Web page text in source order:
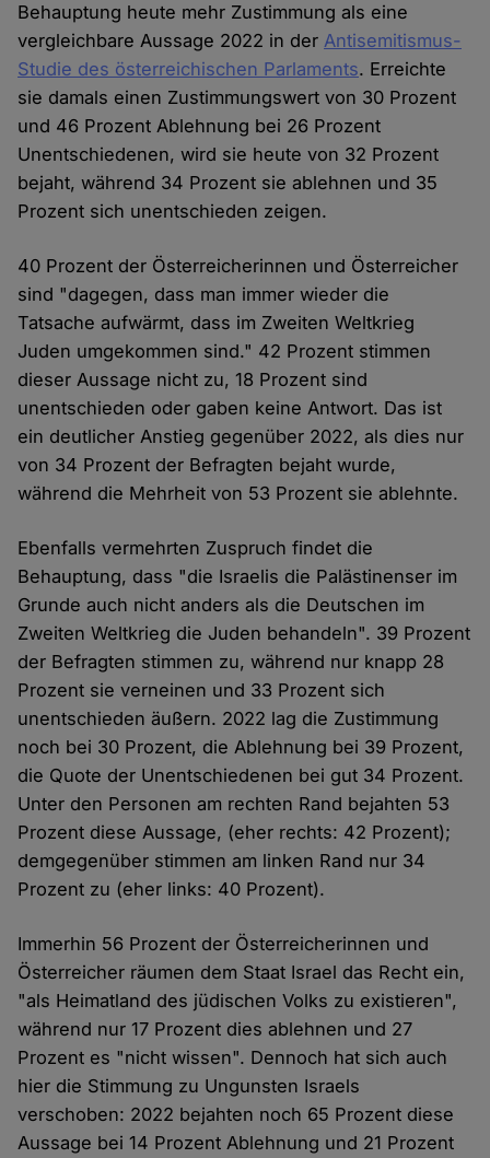
Behauptung heute mehr Zustimmung als eine
vergleichbare Aussage 2022 in derAntisemitismus-
Studie des österreichischen Parlaments. Erreichte
sie damals einen Zustimmungswert von 30 Prozent
und 46 Prozent Ablehnung bei 26 Prozent
Unentschiedenen, wird sie heute von 32 Prozent
bejaht, während 34 Prozent sie ablehnen und 35
Prozent sich unentschieden zeigen.
40 Prozent der Österreicherinnen und Österreicher
sind "dagegen, dass man immer wieder die
Tatsache aufwärmt, dass im Zweiten Weltkrieg
Juden umgekommen sind." 42 Prozent stimmen
dieser Aussage nicht zu, 18 Prozent sind
unentschieden oder gaben keine Antwort. Das ist
ein deutlicher Anstieg gegenüber 2022, als dies nur
von 34 Prozent der Befragten bejaht wurde,
während die Mehrheit von 53 Prozent sie ablehnte.
Ebenfalls vermehrten Zuspruch findet die
Behauptung, dass "die Israelis die Palästinenser im
Grunde auch nicht anders als die Deutschen im
Zweiten Weltkrieg die Juden behandeln". 39 Prozent
der Befragten stimmen zu, während nur knapp 28
Prozent sie verneinen und 33 Prozent sich
unentschieden äußern. 2022 lag die Zustimmung
noch bei 30 Prozent, die Ablehnung bei 39 Prozent,
die Quote der Unentschiedenen bei gut 34 Prozent.
Unter den Personen am rechten Rand bejahten 53
Prozent diese Aussage, (eher rechts: 42 Prozent);
demgegenüber stimmen am linken Rand nur 34
Prozent zu (eher links: 40 Prozent).
Immerhin 56 Prozent der Österreicherinnen und
Österreicher räumen dem Staat Israel das Recht ein,
"als Heimatland des jüdischen Volks zu existieren",
während nur 17 Prozent dies ablehnen und 27
Prozent es "nicht wissen". Dennoch hat sich auch
hier die Stimmung zu Ungunsten Israels
verschoben: 2022 bejahten noch 65 Prozent diese
Aussage bei 14 Prozent Ablehnung und 21 Prozent